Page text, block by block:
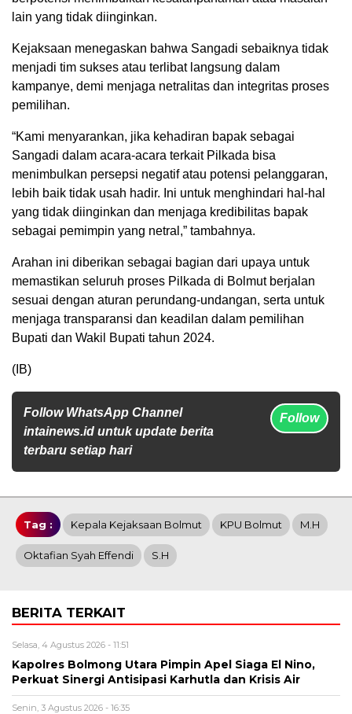
lain yang tidak diinginkan.
Kejaksaan menegaskan bahwa Sangadi sebaiknya tidak
menjadi tim sukses atau terlibat langsung dalam
kampanye, demi menjaga netralitas dan integritas proses
pemilihan.
“Kami menyarankan, jika kehadiran bapak sebagai
Sangadi dalam acara-acara terkait Pilkada bisa
menimbulkan persepsi negatif atau potensi pelanggaran,
lebih baik tidak usah hadir. Ini untuk menghindari hal-hal
yang tidak diinginkan dan menjaga kredibilitas bapak
sebagai pemimpin yang netral,” tambahnya.
Arahan ini diberikan sebagai bagian dari upaya untuk
memastikan seluruh proses Pilkada di Bolmut berjalan
sesuai dengan aturan perundang-undangan, serta untuk
menjaga transparansi dan keadilan dalam pemilihan
Bupati dan Wakil Bupati tahun 2024.
(IB)
Follow WhatsApp Channel
intainews.id untuk update berita
terbaru setiap hari
Follow
Tag : Kepala Kejaksaan Bolmut KPU Bolmut M.H
Oktafian Syah Effendi S.H
BERITA TERKAIT
Selasa, 4 Agustus 2026 - 11:51
Kapolres Bolmong Utara Pimpin Apel Siaga El Nino,
Perkuat Sinergi Antisipasi Karhutla dan Krisis Air
Senin, 3 Agustus 2026 - 16:35